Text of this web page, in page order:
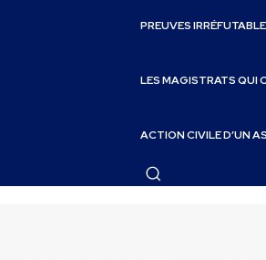
PREUVES
LES MAGISTRATS QUI
ACTION CIVILE D’UN